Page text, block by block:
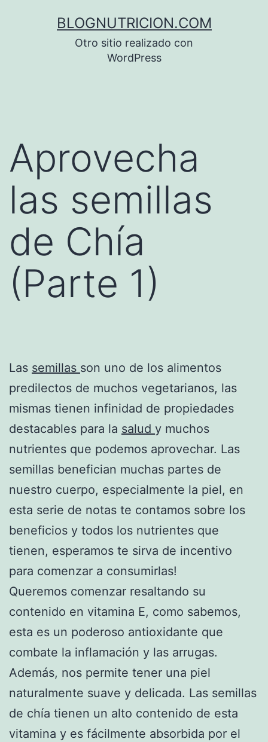
BLOGNUTRICION.COM
Otro sitio realizado con
WordPress
Aprovecha
las semillas
de Chía
(Parte 1)
Las semillas son uno de los alimentos
predilectos de muchos vegetarianos, las
mismas tienen infinidad de propiedades
destacables para la salud y muchos
nutrientes que podemos aprovechar. Las
semillas benefician muchas partes de
nuestro cuerpo, especialmente la piel, en
esta serie de notas te contamos sobre los
beneficios y todos los nutrientes que
tienen, esperamos te sirva de incentivo
para comenzar a consumirlas!
Queremos comenzar resaltando su
contenido en vitamina E, como sabemos,
esta es un poderoso antioxidante que
combate la inflamación y las arrugas.
Además, nos permite tener una piel
naturalmente suave y delicada. Las semillas
de chía tienen un alto contenido de esta
vitamina y es fácilmente absorbida por el